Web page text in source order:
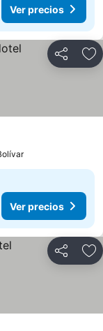
Ver precios
Compartir
Ver precios
Compartir